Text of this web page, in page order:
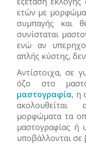
ετών με
συμπαγής και
συνίσταται
ενώ αν
απλής κύστης,
Αντίστοιχα, σε
όζο στο
μαστογραφία, η
μορφώματα τα
μαστογραφίας ή
υποβάλλονται σε